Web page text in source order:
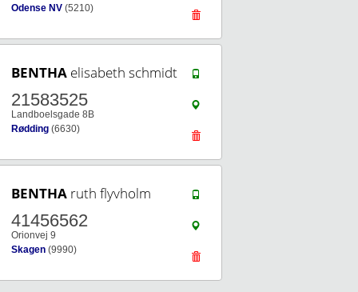
Odense NV (5210)
BENTHA elisabeth schmidt
21583525
Landboelsgade 8B
Rødding (6630)
BENTHA ruth flyvholm
41456562
Orionvej 9
Skagen (9990)